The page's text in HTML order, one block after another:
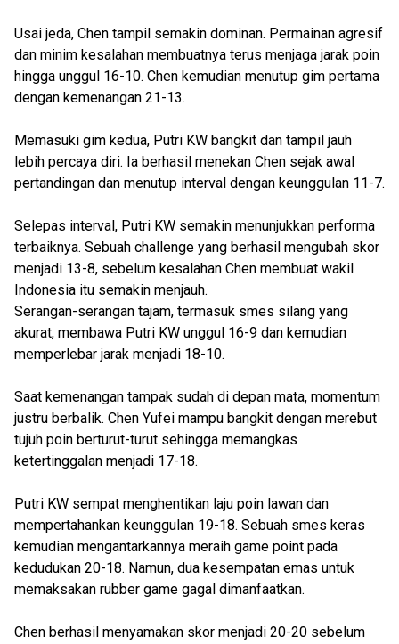
Usai jeda, Chen tampil semakin dominan. Permainan agresif
dan minim kesalahan membuatnya terus menjaga jarak poin
hingga unggul 16-10. Chen kemudian menutup gim pertama
dengan kemenangan 21-13.
Memasuki gim kedua, Putri KW bangkit dan tampil jauh
lebih percaya diri. Ia berhasil menekan Chen sejak awal
pertandingan dan menutup interval dengan keunggulan 11-7.
Selepas interval, Putri KW semakin menunjukkan performa
terbaiknya. Sebuah challenge yang berhasil mengubah skor
menjadi 13-8, sebelum kesalahan Chen membuat wakil
Indonesia itu semakin menjauh.
Serangan-serangan tajam, termasuk smes silang yang
akurat, membawa Putri KW unggul 16-9 dan kemudian
memperlebar jarak menjadi 18-10.
Saat kemenangan tampak sudah di depan mata, momentum
justru berbalik. Chen Yufei mampu bangkit dengan merebut
tujuh poin berturut-turut sehingga memangkas
ketertinggalan menjadi 17-18.
Putri KW sempat menghentikan laju poin lawan dan
mempertahankan keunggulan 19-18. Sebuah smes keras
kemudian mengantarkannya meraih game point pada
kedudukan 20-18. Namun, dua kesempatan emas untuk
memaksakan rubber game gagal dimanfaatkan.
Chen berhasil menyamakan skor menjadi 20-20 sebelum